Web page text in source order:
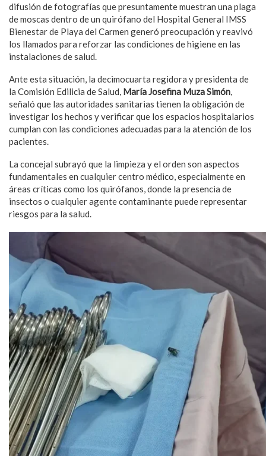
difusión de fotografías que presuntamente muestran una plaga
de moscas dentro de un quirófano del Hospital General IMSS
Bienestar de Playa del Carmen generó preocupación y reavivó
los llamados para reforzar las condiciones de higiene en las
instalaciones de salud.
Ante esta situación, la decimocuarta regidora y presidenta de
la Comisión Edilicia de Salud, María Josefina Muza Simón,
señaló que las autoridades sanitarias tienen la obligación de
investigar los hechos y verificar que los espacios hospitalarios
cumplan con las condiciones adecuadas para la atención de los
pacientes.
La concejal subrayó que la limpieza y el orden son aspectos
fundamentales en cualquier centro médico, especialmente en
áreas críticas como los quirófanos, donde la presencia de
insectos o cualquier agente contaminante puede representar
riesgos para la salud.